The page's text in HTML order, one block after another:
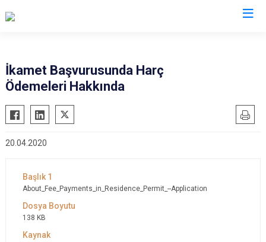
İkamet Başvurusunda Harç
Ödemeleri Hakkında
20.04.2020
About_Fee_Payments_in_Residence_Permit_--Application
138 KB